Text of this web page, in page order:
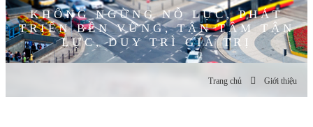
KHÔNG NGỪNG NỖ LỰC, PHÁT
TRIỂN BỀN VỮNG, TẬN TÂM TẬN
LỰC, DUY TRÌ GIÁ TRỊ
Trang chủ Giới thiệu